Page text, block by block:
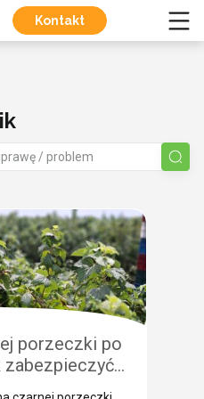
Kontakt
porzeczki po
zabezpieczyć
chorobami i